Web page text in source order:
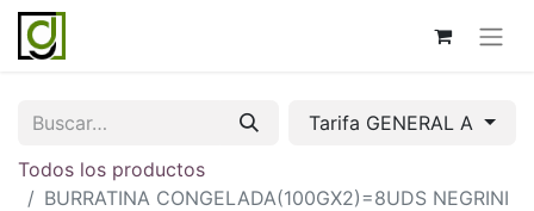
Tarifa GENERAL A
Todos los productos
BURRATINA CONGELADA(100GX2)=8UDS NEGRINI